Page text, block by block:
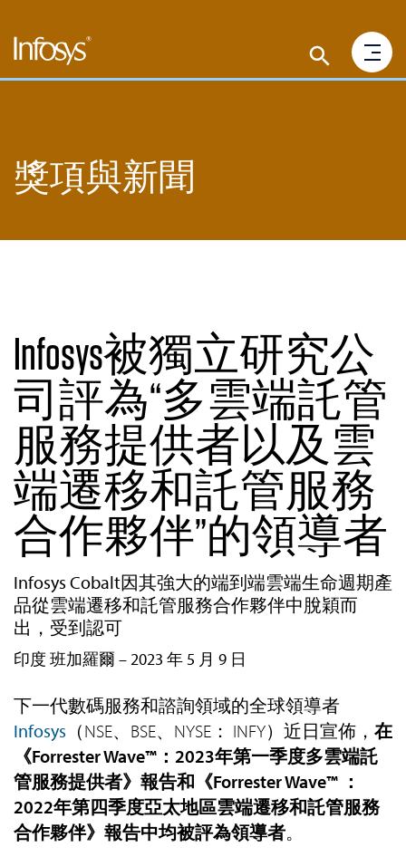
獎項與新聞
Infosys被獨立研究公
司評為“多雲端託管
服務提供者以及雲
端遷移和託管服務
合作夥伴”的領導者
Infosys Cobalt因其強大的端到端雲端生命週期產
品從雲端遷移和託管服務合作夥伴中脫穎而
出，受到認可
印度 班加羅爾 – 2023 年 5 月 9 日
下一代數碼服務和諮詢領域的全球領導者
Infosys （NSE、BSE、NYSE： INFY）近日宣佈， 在
《Forrester Wave™：2023年第一季度多雲端託
管服務提供者》報告和《Forrester Wave™ ：
2022年第四季度亞太地區雲端遷移和託管服務
合作夥伴》報告中均被評為領導者。